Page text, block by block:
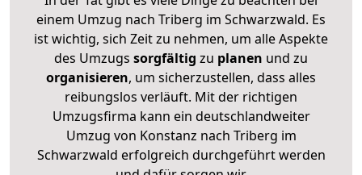
einem Umzug nach Triberg im Schwarzwald. Es
ist wichtig, sich Zeit zu nehmen, um alle Aspekte
des Umzugs sorgfältig zu planen und zu
organisieren, um sicherzustellen, dass alles
reibungslos verläuft. Mit der richtigen
Umzugsfirma kann ein deutschlandweiter
Umzug von Konstanz nach Triberg im
Schwarzwald erfolgreich durchgeführt werden